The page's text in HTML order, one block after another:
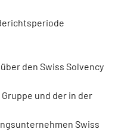
den Swiss Solvency
und der in der
Swiss